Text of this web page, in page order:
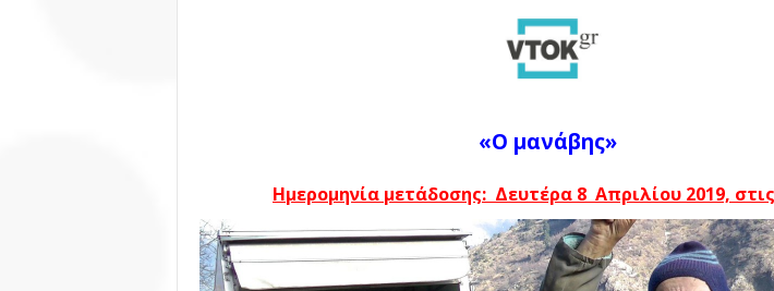
«Ο μανάβης»
Ημερομηνία μετάδοσης: Δευτέρα 8 Απριλίου 2019,